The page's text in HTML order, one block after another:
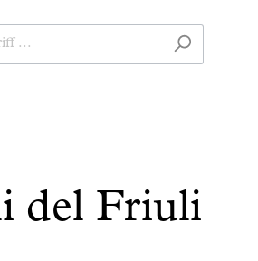
del Friuli